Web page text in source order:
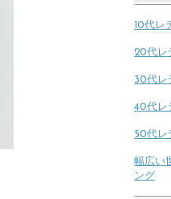
10代
20代レ
30代レ
40代レ
50代レ
幅広い
ング